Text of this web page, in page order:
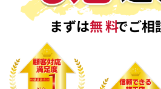
まずは無料でご相